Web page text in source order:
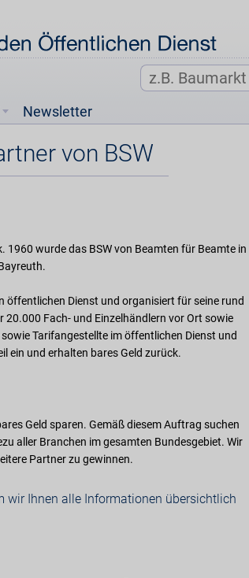
Newsletter
von BSW
wurde das BSW von Beamten für Beamte in
öffentlichen Dienst und organisiert für seine rund
Fach- und Einzelhändlern vor Ort sowie
Tarifangestellte im öffentlichen Dienst und
ein und erhalten bares Geld zurück.
Geld sparen. Gemäß diesem Auftrag suchen
aller Branchen im gesamten Bundesgebiet. Wir
Partner zu gewinnen.
wir Ihnen alle Informationen übersichtlich